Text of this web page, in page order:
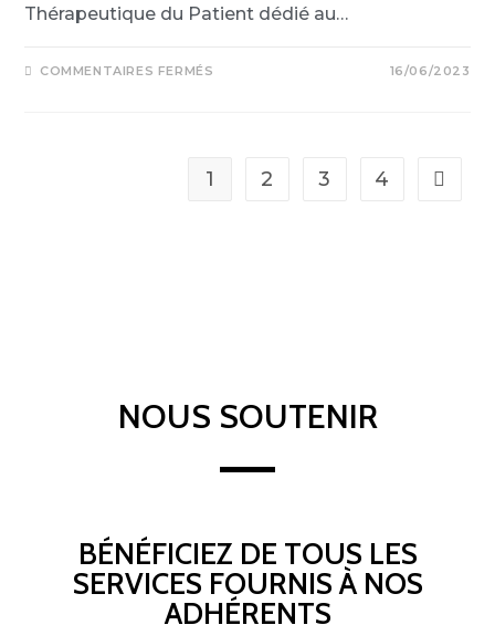
Thérapeutique du Patient dédié au…
COMMENTAIRES FERMÉS 16/06/2023
1 2 3 4
NOUS SOUTENIR
BÉNÉFICIEZ DE TOUS LES
SERVICES FOURNIS À NOS
ADHÉRENTS